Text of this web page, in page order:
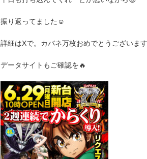
振り返ってました☺
詳細はXで。カバネ万枚おめでとうございま
データサイトもご確認を🔥